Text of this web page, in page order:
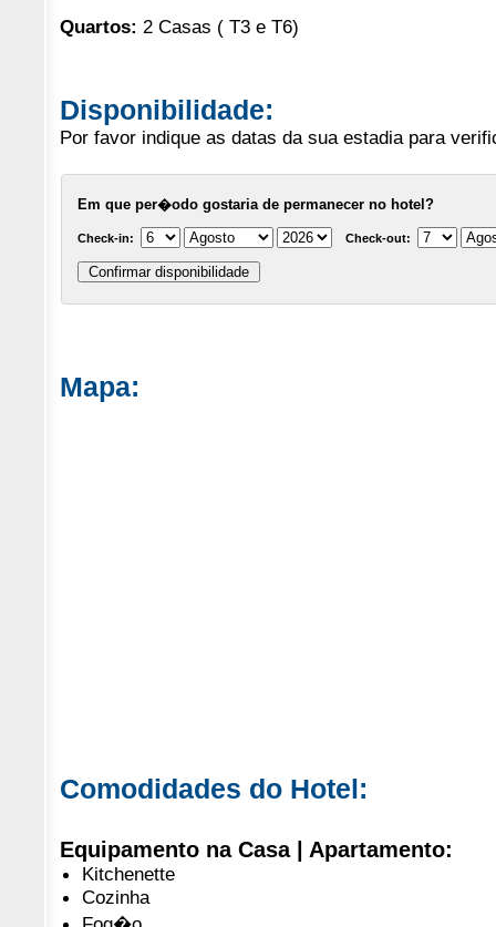
Quartos: 2 Casas ( T3 e T6)
Disponibilidade:
Por favor indique as datas da sua estadia para
Em que per�odo gostaria de permanecer no hotel?
Check-in: Check-out:
Mapa:
Comodidades do Hotel:
Equipamento na Casa | Apartamento:
Kitchenette
Cozinha